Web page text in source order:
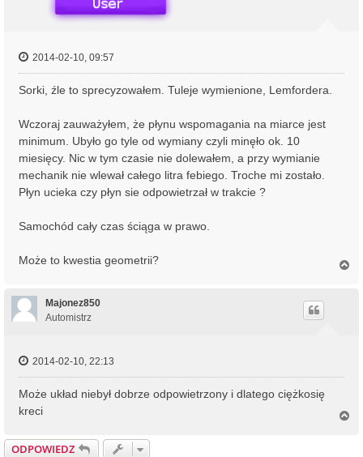
2014-02-10, 09:57
Sorki, źle to sprecyzowałem. Tuleje wymienione, Lemfordera.
Wczoraj zauważyłem, że płynu wspomagania na miarce jest
minimum. Ubyło go tyle od wymiany czyli minęło ok. 10
miesięcy. Nic w tym czasie nie dolewałem, a przy wymianie
mechanik nie wlewał całego litra febiego. Troche mi zostało.
Płyn ucieka czy płyn sie odpowietrzał w trakcie ?
Samochód cały czas ściąga w prawo.
Może to kwestia geometrii?
Majonez850
Automistrz
2014-02-10, 22:13
Może układ niebył dobrze odpowietrzony i dlatego ciężkosię
kreci
ODPOWIEDZ